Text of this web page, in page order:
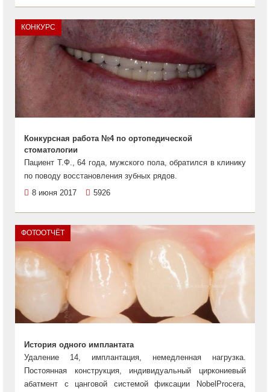
КОНКУРС
Конкурсная работа №4 по ортопедической
стоматологии
Пациент Т.Ф., 64 года, мужского пола, обратился в клинику
по поводу восстановления зубных рядов.
8 июня 2017
5926
ФОТООТЧЁТ
История одного имплантата
Удаление 14, имплантация, немедленная нагрузка.
Постоянная конструкция, индивидуальный циркониевый
абатмент с цанговой системой фиксации NobelProcera,